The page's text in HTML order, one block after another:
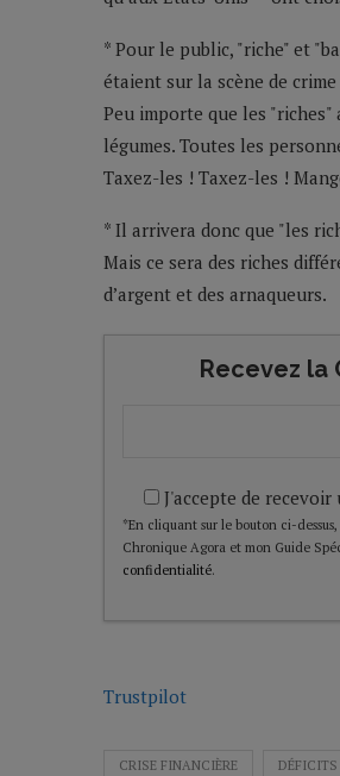
* Pour le public, "riche" et
étaient sur la scène de
Peu importe que les
légumes. Toutes les
Taxez-les ! Taxez-les !
* Il arrivera donc que "les
Mais ce sera des riches
d’argent et des arnaqueurs.
Recevez la
J'accepte de
*En cliquant sur le bouton ci-
Chronique Agora et mon Guide
confidentialité.
Trustpilot
CRISE FINANCIÈRE DÉFICITS